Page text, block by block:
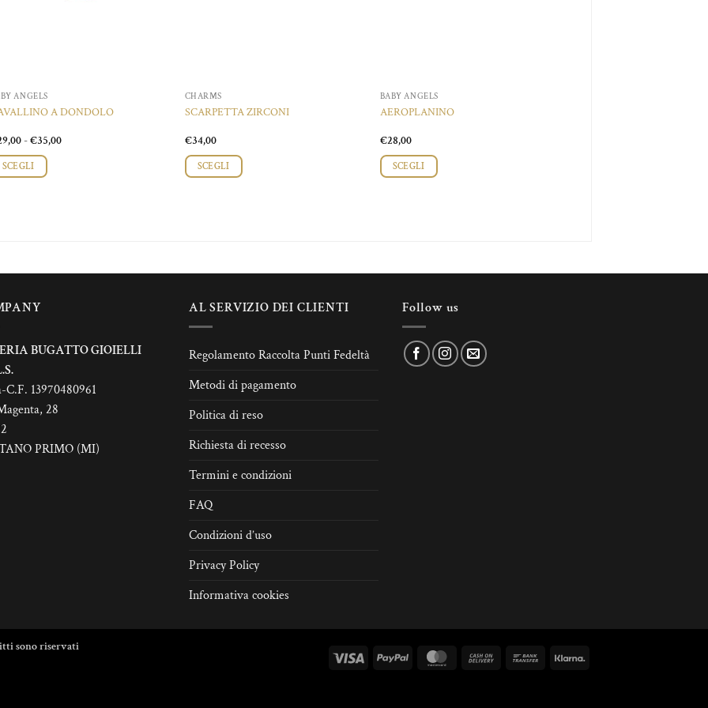
ANGELS
A DONDOLO
-€35,00Fascia
SCEGLI
CHARMS
SCARPETTA ZIRCONI
€34,00
SCEGLI
BABY ANGELS
AEROPLANINO
€28,00
SCEGLI
BUGATTO GIOIELLI
C.F. 13970480961
28
PRIMO (MI)
AL SERVIZIO DEI CLIENTI
Regolamento Raccolta Punti Fedeltà
Metodi di pagamento
Politica di reso
Richiesta di recesso
Termini e condizioni
FAQ
Condizioni d’uso
Privacy Policy
Informativa cookies
Follow us
Visa PayPal MasterCard Cash
Bank
Klarna
sono riservati